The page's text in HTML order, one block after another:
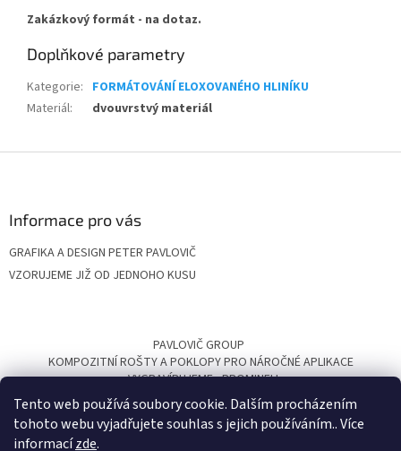
Tento web používá soubory cookie. Dalším procházením
tohoto webu vyjadřujete souhlas s jejich používáním.. Více
informacízde.
Zakázkový formát - na dotaz.
Doplňkové parametry
Kategorie: FORMÁTOVÁNÍ ELOXOVANÉHO HLINÍKU
Materiál: dvouvrstvý materiál
Informace pro vás
GRAFIKA A DESIGN PETER PAVLOVIČ
VZORUJEME JIŽ OD JEDNOHO KUSU
PAVLOVIČ GROUP
KOMPOZITNÍ ROŠTY A POKLOPY PRO NÁROČNÉ APLIKACE
VYGRAVÍRUJEME PROMINELI